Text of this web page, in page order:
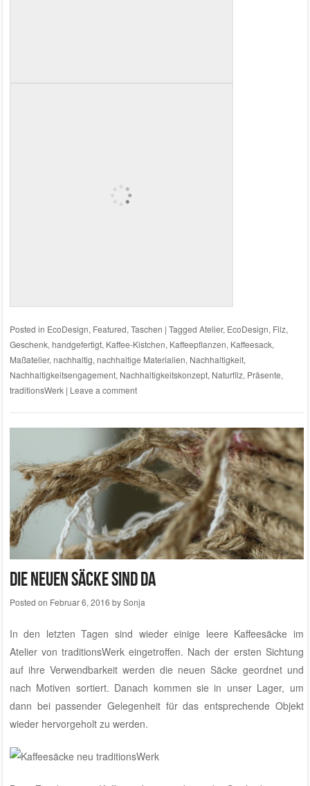
Posted in EcoDesign, Featured, Taschen | Tagged Atelier, EcoDesign, Filz,
Geschenk, handgefertigt, Kaffee-Kistchen, Kaffeepflanzen, Kaffeesack,
Maßatelier, nachhaltig, nachhaltige Materialien, Nachhaltigkeit,
Nachhaltigkeitsengagement, Nachhaltigkeitskonzept, Naturfilz, Präsente,
traditionsWerk | Leave a comment
Die neuen Säcke sind da
Posted on Februar 6, 2016 bySonja
In den letzten Tagen sind wieder einige leere Kaffeesäcke im
Atelier von traditionsWerk eingetroffen. Nach der ersten Sichtung
auf ihre Verwendbarkeit werden die neuen Säcke geordnet und
nach Motiven sortiert. Danach kommen sie in unser Lager, um
dann bei passender Gelegenheit für das entsprechende Objekt
wieder hervorgeholt zu werden.